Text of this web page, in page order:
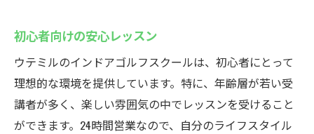
初心者向けの安心レッスン
ウテミルのインドアゴルフスクールは、初心者にとって
理想的な環境を提供しています。特に、年齢層が若い受
講者が多く、楽しい雰囲気の中でレッスンを受けること
ができます。24時間営業なので、自分のライフスタイル